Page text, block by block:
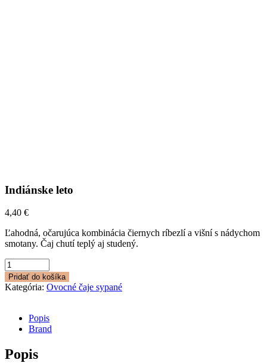
Indiánske leto
4,40 €
Ľahodná, očarujúca kombinácia čiernych ríbezlí a višní s nádychom
smotany. Čaj chutí teplý aj studený.
množstvo
Indiánske
leto
Pridať do košíka
Kategória: Ovocné čaje sypané
Popis
Brand
Popis